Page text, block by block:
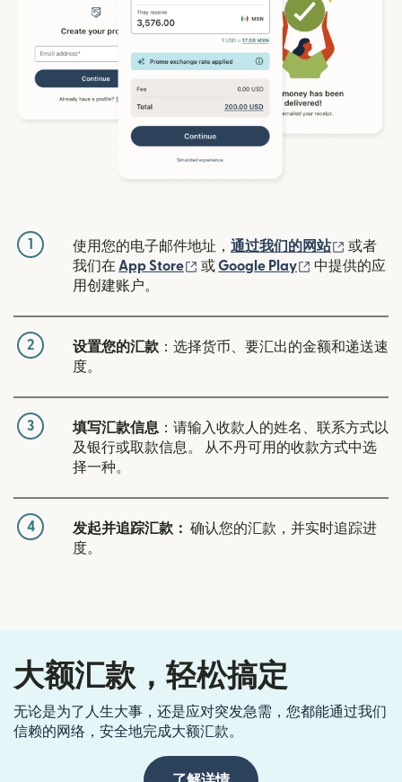
1 使用您的电子邮件地址， 通过我们的网站 （在新
或者
我们在 App Store （在新窗口中打开）
或Google Play （在新窗口中
中提供的应
用创建账户。
2 设置您的汇款 ：选择货币、要汇出的金额和递送速
度。
3 填写汇款信息 ：请输入收款人的姓名、联系方式以
及银行或取款信息。 从不丹可用的收款方式中选
择一种。
4 发起并追踪汇款： 确认您的汇款，并实时追踪进
度。
大额汇款，轻松搞定
无论是为了人生大事，还是应对突发急需，您都能通过我们
信赖的网络，安全地完成大额汇款。